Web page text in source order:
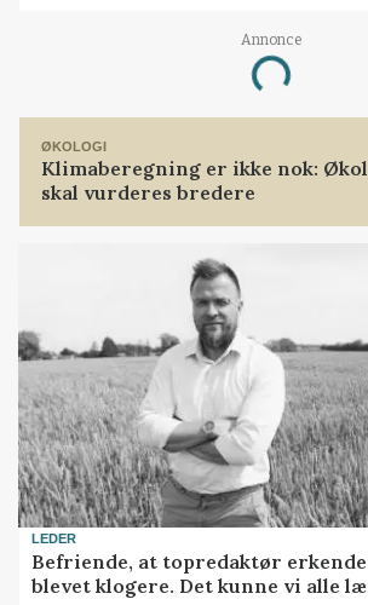
Annonce
Loading...
ØKOLOGI
Klimaberegning er ikke nok:
skal vurderes bredere
LEDER
Befriende, at topredaktør
blevet klogere. Det kunne vi alle